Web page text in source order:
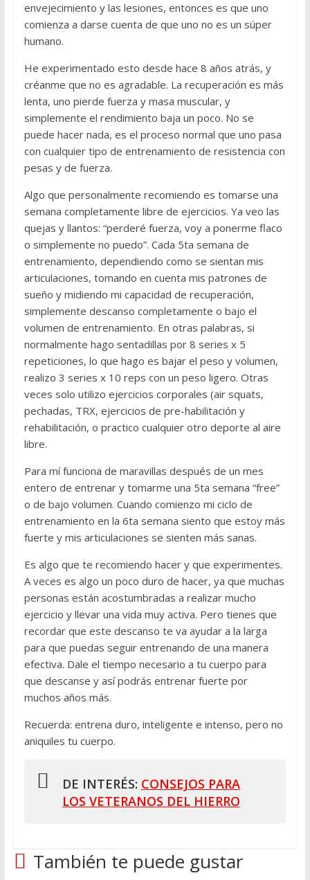
envejecimiento y las lesiones, entonces es que uno
comienza a darse cuenta de que uno no es un súper
humano.
He experimentado esto desde hace 8 años atrás, y
créanme que no es agradable. La recuperación es más
lenta, uno pierde fuerza y masa muscular, y
simplemente el rendimiento baja un poco. No se
puede hacer nada, es el proceso normal que uno pasa
con cualquier tipo de entrenamiento de resistencia con
pesas y de fuerza.
Algo que personalmente recomiendo es tomarse una
semana completamente libre de ejercicios. Ya veo las
quejas y llantos: “perderé fuerza, voy a ponerme flaco
o simplemente no puedo”. Cada 5ta semana de
entrenamiento, dependiendo como se sientan mis
articulaciones, tomando en cuenta mis patrones de
sueño y midiendo mi capacidad de recuperación,
simplemente descanso completamente o bajo el
volumen de entrenamiento. En otras palabras, si
normalmente hago sentadillas por 8 series x 5
repeticiones, lo que hago es bajar el peso y volumen,
realizo 3 series x 10 reps con un peso ligero. Otras
veces solo utilizo ejercicios corporales (air squats,
pechadas, TRX, ejercicios de pre-habilitación y
rehabilitación, o practico cualquier otro deporte al aire
libre.
Para mí funciona de maravillas después de un mes
entero de entrenar y tomarme una 5ta semana “free”
o de bajo volumen. Cuando comienzo mi ciclo de
entrenamiento en la 6ta semana siento que estoy más
fuerte y mis articulaciones se sienten más sanas.
Es algo que te recomiendo hacer y que experimentes.
A veces es algo un poco duro de hacer, ya que muchas
personas están acostumbradas a realizar mucho
ejercicio y llevar una vida muy activa. Pero tienes que
recordar que este descanso te va ayudar a la larga
para que puedas seguir entrenando de una manera
efectiva. Dale el tiempo necesario a tu cuerpo para
que descanse y así podrás entrenar fuerte por
muchos años más.
Recuerda: entrena duro, inteligente e intenso, pero no
aniquiles tu cuerpo.
DE INTERÉS: CONSEJOS PARA
LOS VETERANOS DEL HIERRO
También te puede gustar